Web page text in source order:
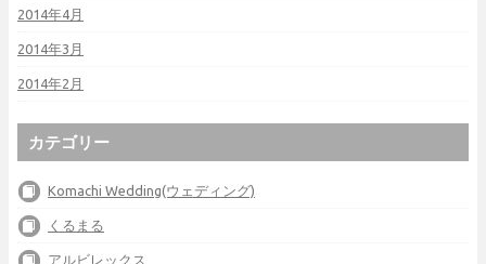
2014年4月
2014年3月
2014年2月
カテゴリー
Komachi Wedding(ウェディング)
くるまる
アルビレックス